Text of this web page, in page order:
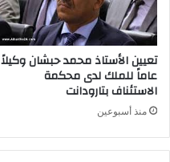
تعيين الأستاذ محمد حبشان وكيلاً
عاماً للملك لدى محكمة
الاستئناف بتارودانت
منذ أسبوعين